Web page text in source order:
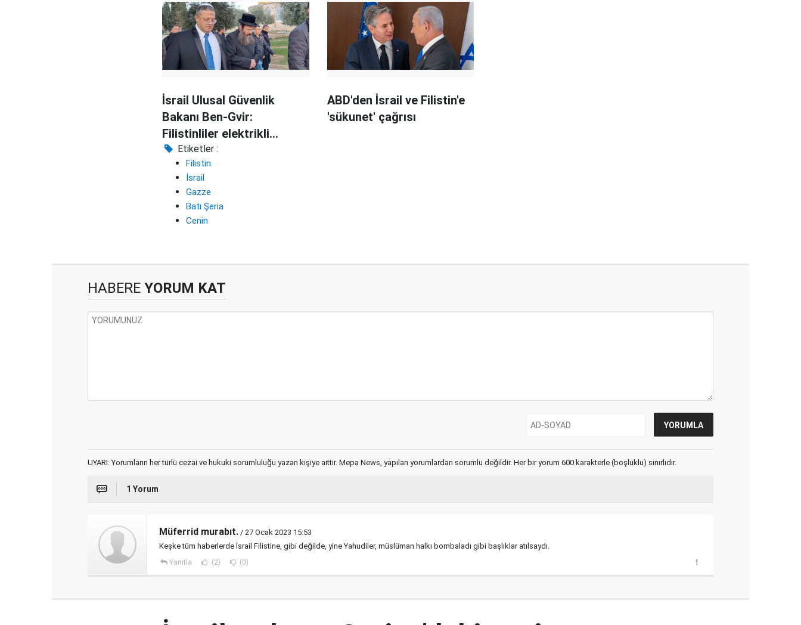
İsrail Ulusal Güvenlik
Bakanı Ben-Gvir:
Filistinliler elektrikli
sandalyede idam edilmeli
ABD'den İsrail ve Filistin'e
'sükunet' çağrısı
Etiketler :
Filistin
İsrail
Gazze
Batı Şeria
Cenin
HABERE YORUM KAT
UYARI: Yorumların her türlü cezai ve hukuki sorumluluğu yazan kişiye aittir. Mepa News, yapılan yorumlardan sorumlu değildir. Her bir yorum 600 karakterle (boşluklu) sınırlıdır.
1 Yorum
Müferrid murabıt. / 27 Ocak 2023 15:53
Keşke tüm haberlerde İsrail Filistine, gibi değilde, yine Yahudiler, müslüman halkı bombaladı gibi başlıklar atılsaydı.
Yanıtla (2) (0)